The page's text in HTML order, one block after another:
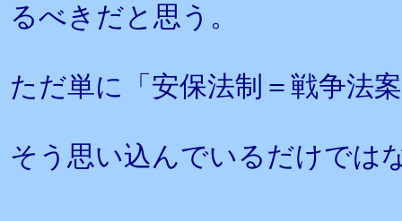
るべきだと思う。
ただ単に「安保法制＝戦争法
そう思い込んでいるだけでは